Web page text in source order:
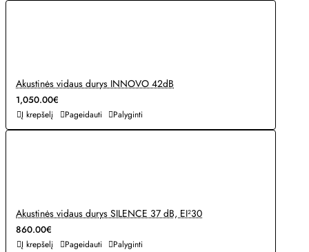
Akustinės vidaus durys INNOVO 42dB
1,050.00€
Į krepšelį Pageidauti Palyginti
Akustinės vidaus durys SILENCE 37 dB, EI²30
860.00€
Į krepšelį Pageidauti Palyginti